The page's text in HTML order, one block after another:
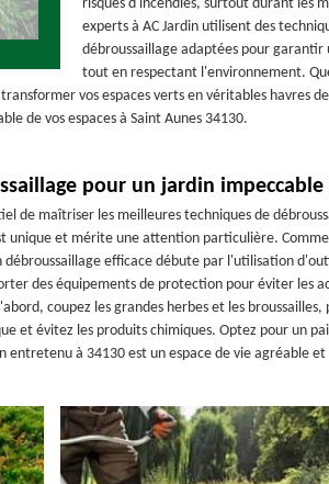
risques d'incendies, surtout durant les
experts à AC Jardin utilisent des
débroussaillage adaptées pour
tout en respectant l'environnement.
vos espaces verts en véritables havres
de vos espaces à Saint Aunes 34130.
pour un jardin impeccable
de maîtriser les meilleures techniques de
unique et mérite une attention particulière.
débroussaillage efficace débute par l'utilisation
des équipements de protection pour éviter les
coupez les grandes herbes et les broussailles,
et évitez les produits chimiques. Optez pour un
entretenu à 34130 est un espace de vie agréable